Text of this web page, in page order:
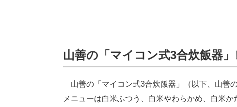
山善の「マイコン式3合炊飯器
山善の「マイコン式3合炊飯器」（以下、山善
メニューは白米ふつう、白米やわらかめ、白米